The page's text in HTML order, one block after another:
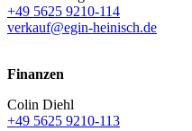
+49 5625 9210-114
verkauf@egin-heinisch.de
Finanzen
Colin Diehl
+49 5625 9210-113